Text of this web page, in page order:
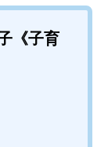
《子育